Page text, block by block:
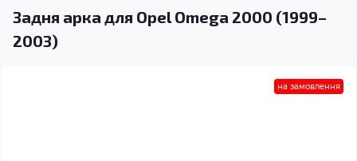
Задня арка для Opel Omega 2000 (1999–
2003)
на замовлення